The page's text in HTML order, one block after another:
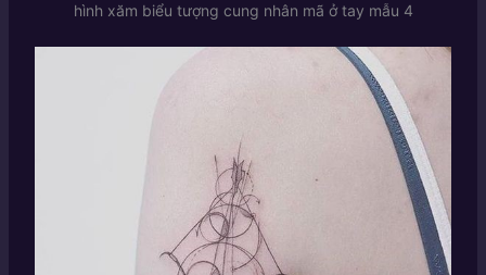
hình xăm biểu tượng cung nhân mã ở tay mẫu 4